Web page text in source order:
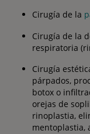
Cirugía de la
Cirugía de la
respiratoria
Cirugía
párpados,
botox o
orejas de
rinoplastia,
mentoplastia,